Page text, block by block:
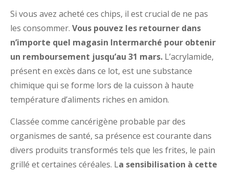
Si vous avez acheté ces chips, il est crucial de ne pas
les consommer. Vous pouvez les retourner dans
n’importe quel magasin Intermarché pour obtenir
un remboursement jusqu’au 31 mars. L’acrylamide,
présent en excès dans ce lot, est une substance
chimique qui se forme lors de la cuisson à haute
température d’aliments riches en amidon.
Classée comme cancérigène probable par des
organismes de santé, sa présence est courante dans
divers produits transformés tels que les frites, le pain
grillé et certaines céréales. La sensibilisation à cette